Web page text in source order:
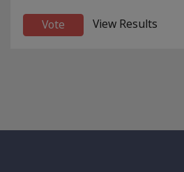
View Results